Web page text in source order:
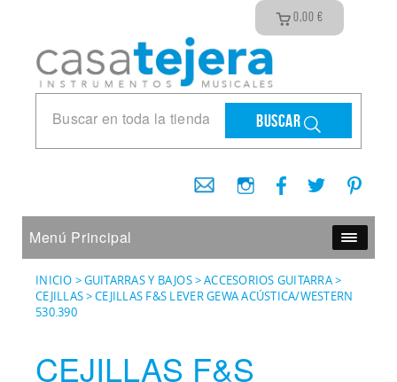
0,00 €
Buscar
Menú Principal
INICIO >GUITARRAS Y BAJOS>ACCESORIOS GUITARRA>
CEJILLAS>CEJILLAS F&S LEVER GEWA ACÚSTICA/WESTERN
530.390
CEJILLAS F&S